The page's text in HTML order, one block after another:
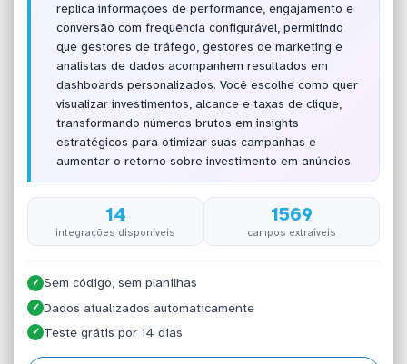
replica informações de performance, engajamento e
conversão com frequência configurável, permitindo
que gestores de tráfego, gestores de marketing e
analistas de dados acompanhem resultados em
dashboards personalizados. Você escolhe como quer
visualizar investimentos, alcance e taxas de clique,
transformando números brutos em insights
estratégicos para otimizar suas campanhas e
aumentar o retorno sobre investimento em anúncios.
14
integrações disponíveis
1569
campos extraíveis
✓ Sem código, sem planilhas
✓ Dados atualizados automaticamente
✓ Teste grátis por 14 dias